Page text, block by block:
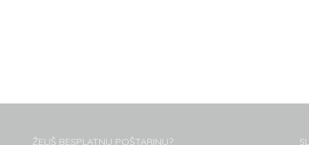
ŽELIŠ BESPLATNU POŠTARINU?